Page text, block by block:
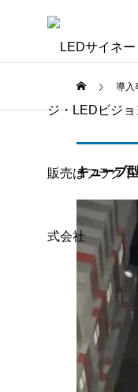
製品一
コラム
COLUMN
使用方
【簡単
ージの
企業情
導入
キューブ